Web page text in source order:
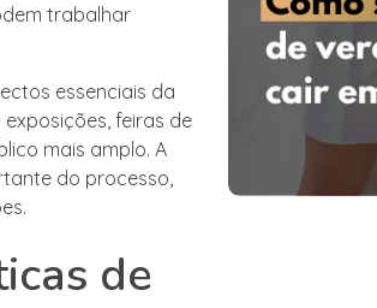
trabalhar
essenciais da
feiras de
mais amplo. A
do processo,
de